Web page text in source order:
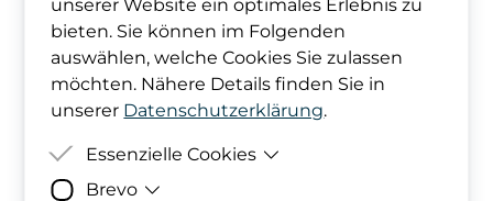
oder Sichtachsen – große Teile des Landes-
Potenzials. Bis 2030 fehlen so320–380 GWh
Windstrom.
unserer Website ein optimales Erlebnis zu
bieten. Sie können im Folgenden
auswählen, welche Cookies Sie zulassen
möchten. Nähere Details finden Sie in
unserer Datenschutzerklärung.
Essenzielle Cookies
Zweck
Brevo